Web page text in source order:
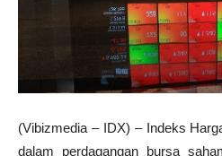
(Vibizmedia – IDX) – Indeks
dalam perdagangan bursa